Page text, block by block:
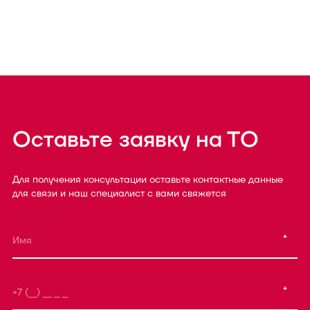
Оставьте заявку на ТО
Для получения консультации оставьте контактные данные
для связи и наш специалист с вами свяжется
*
*